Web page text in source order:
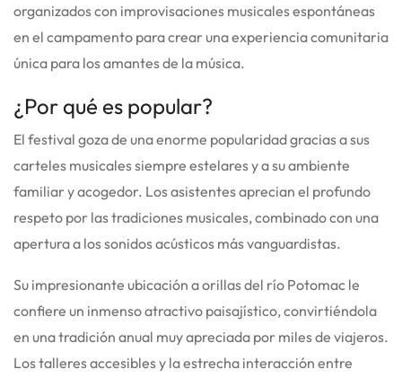
organizados con improvisaciones musicales espontáneas
en el campamento para crear una experiencia comunitaria
única para los amantes de la música.
¿Por qué es popular?
El festival goza de una enorme popularidad gracias a sus
carteles musicales siempre estelares y a su ambiente
familiar y acogedor. Los asistentes aprecian el profundo
respeto por las tradiciones musicales, combinado con una
apertura a los sonidos acústicos más vanguardistas.
Su impresionante ubicación a orillas del río Potomac le
confiere un inmenso atractivo paisajístico, convirtiéndola
en una tradición anual muy apreciada por miles de viajeros.
Los talleres accesibles y la estrecha interacción entre